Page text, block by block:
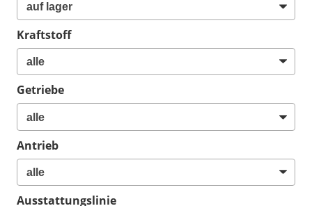
Kraftstoff
Getriebe
Antrieb
Ausstattungslinie